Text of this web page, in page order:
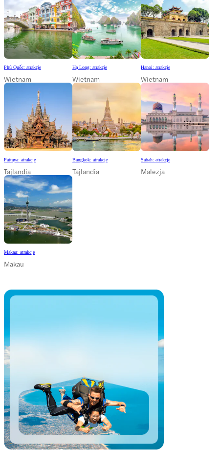
Phú Quốc: atrakcje
Wietnam
Hạ Long: atrakcje
Wietnam
Hanoi: atrakcje
Wietnam
Pattaya: atrakcje
Tajlandia
Bangkok: atrakcje
Tajlandia
Sabah: atrakcje
Malezja
Makau: atrakcje
Makau